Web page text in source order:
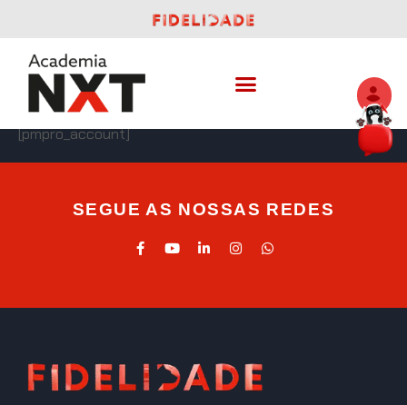
[pmpro_account]
SEGUE AS NOSSAS REDES